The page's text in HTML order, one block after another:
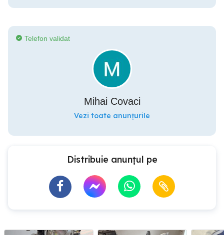
Telefon validat
Mihai Covaci
Vezi toate anunțurile
Distribuie anunțul pe